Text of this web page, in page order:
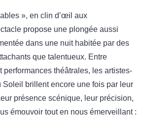
», en clin d’œil aux
propose une plongée aussi
dans une nuit habitée par des
que talentueux. Entre
performances théâtrales, les artistes-
Soleil brillent encore une fois par leur
présence scénique, leur précision,
émouvoir tout en nous émerveillant :